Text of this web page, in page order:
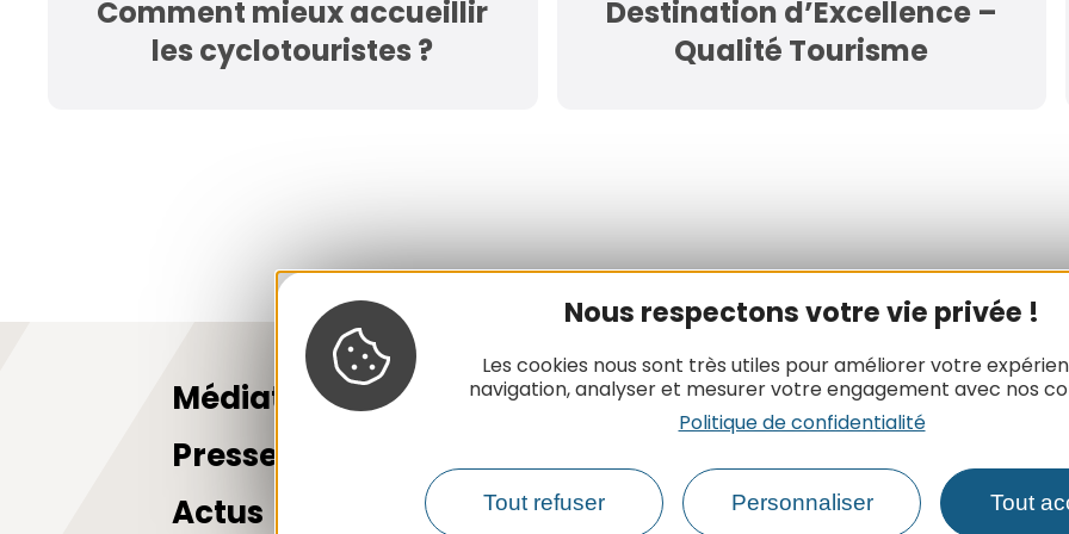
Nous respectons votre vie privée !
Les cookies nous sont très utiles pour améliorer votre
navigation, analyser et mesurer votre engagement avec nos
Politique de confidentialité
Tout refuser Personnaliser Tout
Comment mieux accueillir
les cyclotouristes ?
Destination d’Excellence –
Qualité Tourisme
Médiathèque
Presse
Actus
Newsletter
Inscrivez-vous à la lettre
l’ADT de l’Aude pour recevoir nos